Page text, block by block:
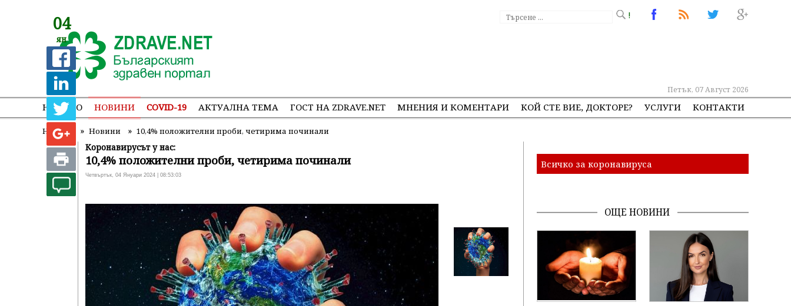
!
Петък, 07 Август 2026
НАЧАЛО НОВИНИ COVID-19 АКТУАЛНА ТЕМА ГОСТ НА ZDRAVE.NET МНЕНИЯ И КОМЕНТАРИ КОЙ СТЕ ВИЕ, ДОКТОРЕ? УСЛУГИ КОНТАКТИ
Начало » Новини » 10,4% положителни проби, четирима починали
04
ян
Коронавирусът у нас:
10,4% положителни проби, четирима починали
Четвъртък, 04 Януари 2024 | 08:53:03
Всичко за коронавируса
ОЩЕ НОВИНИ